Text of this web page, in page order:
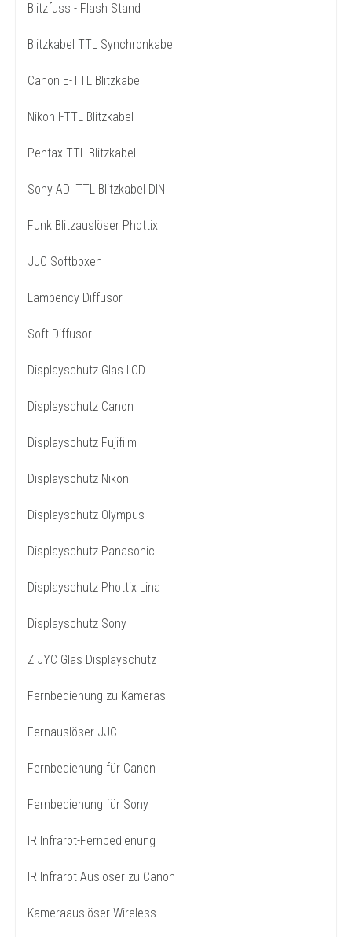
Blitzfuss - Flash Stand
Blitzkabel TTL Synchronkabel
Canon E-TTL Blitzkabel
Nikon I-TTL Blitzkabel
Pentax TTL Blitzkabel
Sony ADI TTL Blitzkabel DIN
Funk Blitzauslöser Phottix
JJC Softboxen
Lambency Diffusor
Soft Diffusor
Displayschutz Glas LCD
Displayschutz Canon
Displayschutz Fujifilm
Displayschutz Nikon
Displayschutz Olympus
Displayschutz Panasonic
Displayschutz Phottix Lina
Displayschutz Sony
Z JYC Glas Displayschutz
Fernbedienung zu Kameras
Fernauslöser JJC
Fernbedienung für Canon
Fernbedienung für Sony
IR Infrarot-Fernbedienung
IR Infrarot Auslöser zu Canon
Kameraauslöser Wireless